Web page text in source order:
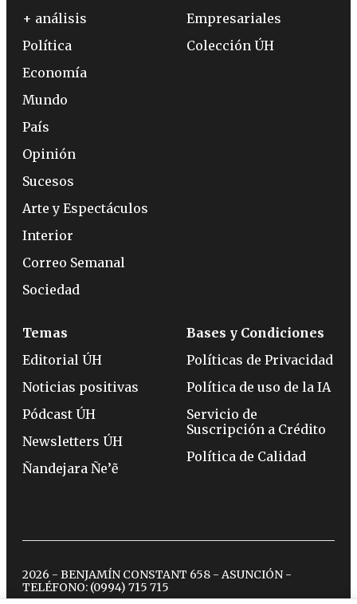
+ análisis
Política
Economía
Mundo
País
Opinión
Sucesos
Arte y Espectáculos
Interior
Correo Semanal
Sociedad
Empresariales
Colección ÚH
Temas
Editorial ÚH
Noticias positivas
Pódcast ÚH
Newsletters ÚH
Ñandejara Ñe’ẽ
Bases y Condiciones
Políticas de Privacidad
Política de uso de la IA
Servicio de
Suscripción a Crédito
Política de Calidad
2026 - BENJAMÍN CONSTANT 658 - ASUNCIÓN -
TELÉFONO: (0994) 715 715